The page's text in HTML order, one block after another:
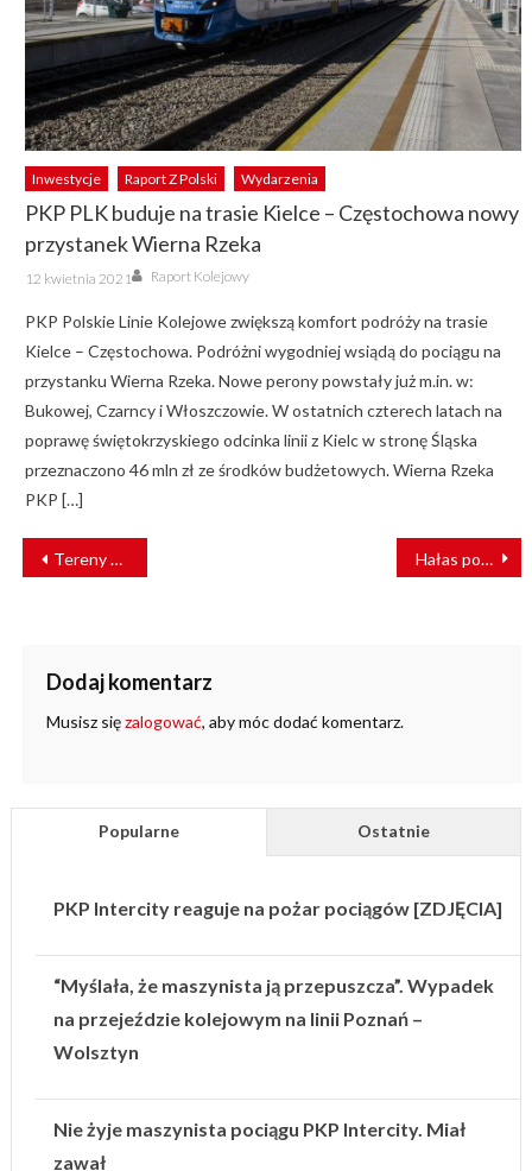
Inwestycje Raport Z Polski Wydarzenia
PKP PLK buduje na trasie Kielce – Częstochowa nowy
przystanek Wierna Rzeka
Posted
on
12 kwietnia 2021 Author
Raport Kolejowy
PKP Polskie Linie Kolejowe zwiększą komfort podróży na trasie
Kielce – Częstochowa. Podróżni wygodniej wsiądą do pociągu na
przystanku Wierna Rzeka. Nowe perony powstały już m.in. w:
Bukowej, Czarncy i Włoszczowie. W ostatnich czterech latach na
poprawę świętokrzyskiego odcinka linii z Kielc w stronę Śląska
przeznaczono 46 mln zł ze środków budżetowych. Wierna Rzeka
PKP […]
NAWIGACJA
WPISU
Tereny wokół dworca i stacji Bielsko-Biała Główna zmienią swoje oblicze Hałas pod kontrolą PLK SA
Dodaj komentarz
Musisz sięzalogować, aby móc dodać komentarz.
Popularne Ostatnie
PKP Intercity reaguje na pożar pociągów [ZDJĘCIA]
“Myślała, że maszynista ją przepuszcza”. Wypadek
na przejeździe kolejowym na linii Poznań –
Wolsztyn
Nie żyje maszynista pociągu PKP Intercity. Miał
zawał